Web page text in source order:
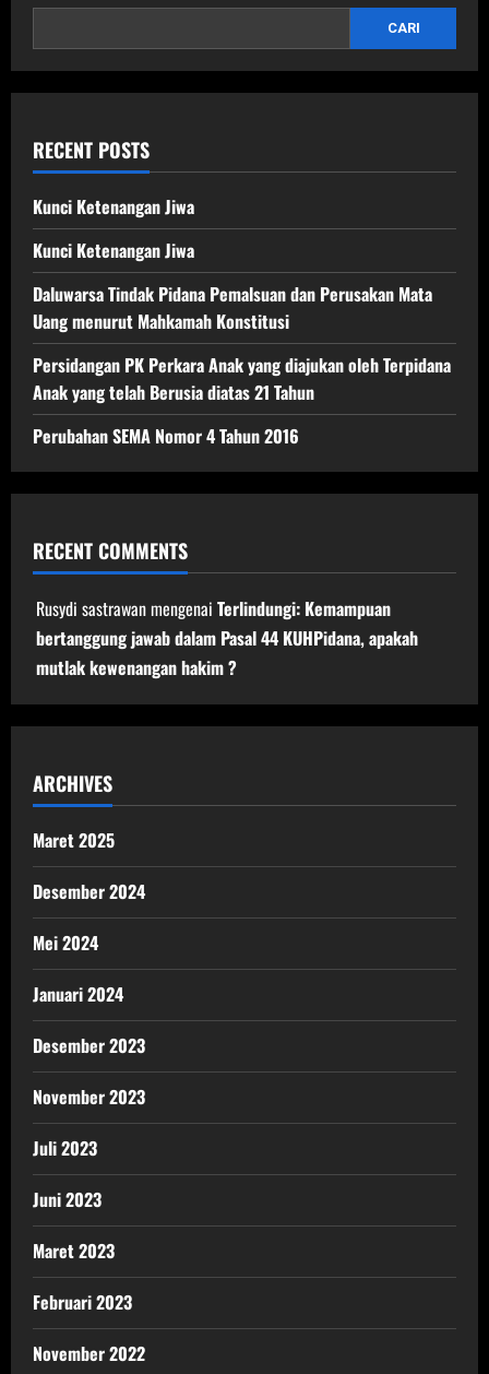
CARI
RECENT POSTS
Kunci Ketenangan Jiwa
Kunci Ketenangan Jiwa
Daluwarsa Tindak Pidana Pemalsuan dan Perusakan Mata
Uang menurut Mahkamah Konstitusi
Persidangan PK Perkara Anak yang diajukan oleh Terpidana
Anak yang telah Berusia diatas 21 Tahun
Perubahan SEMA Nomor 4 Tahun 2016
RECENT COMMENTS
Rusydi sastrawanmengenai Terlindungi: Kemampuan
bertanggung jawab dalam Pasal 44 KUHPidana, apakah
mutlak kewenangan hakim ?
ARCHIVES
Maret 2025
Desember 2024
Mei 2024
Januari 2024
Desember 2023
November 2023
Juli 2023
Juni 2023
Maret 2023
Februari 2023
November 2022